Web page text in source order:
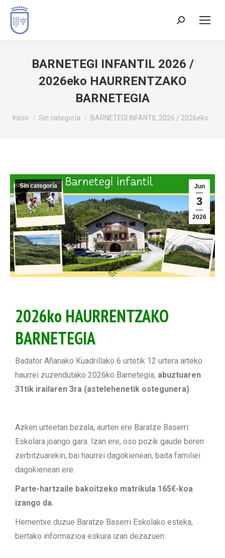
BARNETEGI INFANTIL 2026 /
2026eko HAURRENTZAKO
BARNETEGIA
Estás aquí:
Inicio Sin categoría BARNETEGI INFANTIL 2026 / 2026eko…
Jun
3
2026
Sin categoría
2026ko HAURRENTZAKO
BARNETEGIA
Badator Añanako Kuadrillako 6 urtetik 12 urtera arteko
haurrei zuzendutako 2026ko Barnetegia, abuztuaren
31tik irailaren 3ra (astelehenetik ostegunera)
Azken urteetan bezala, aurten ere Baratze Baserri
Eskolara joango gara. Izan ere, oso pozik gaude beren
zerbitzuarekin, bai haurrei dagokienean, baita familiei
dagokienean ere.
Parte-hartzaile bakoitzeko matrikula 165€-koa
izango da.
Hementxe duzue Baratze Baserri Eskolako esteka,
bertako informazioa eskura izan dezazuen: